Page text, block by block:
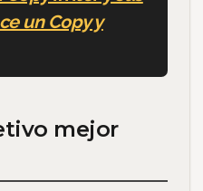
un Copy y
mejor